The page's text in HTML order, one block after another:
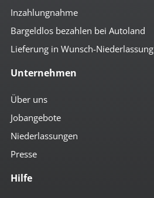
Inzahlungnahme
Bargeldlos bezahlen bei Autoland
Lieferung in Wunsch-Niederlassung
Unternehmen
Über uns
Jobangebote
Niederlassungen
Presse
Hilfe